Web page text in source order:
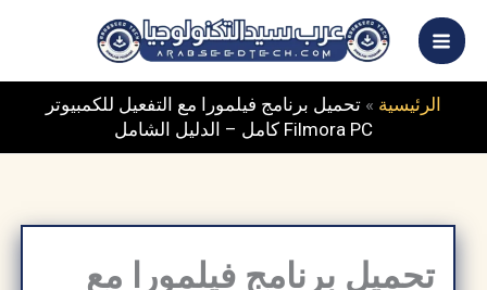
الرئيسية»تحميل برنامج فيلمورا مع التفعيل للكمبيوتر
Filmora PC كامل – الدليل الشامل
تحميل برنامج فيلمورا مع